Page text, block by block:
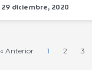
29 diciembre, 2020
« Anterior 1 2 3